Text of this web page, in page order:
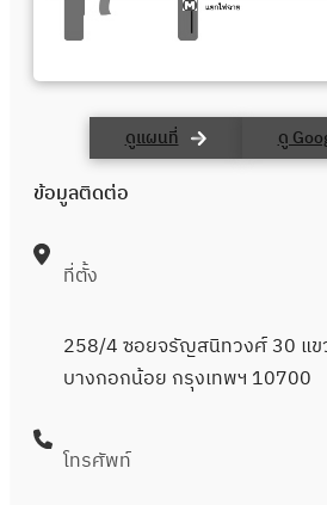
ข้อมูลติดต่อ
ที่ตั้ง
258/4 ซอยจรัญสนิทวงศ์ 30 แข
บางกอกน้อย กรุงเทพฯ 10700
โทรศัพท์
ดูแผนที่ ดู